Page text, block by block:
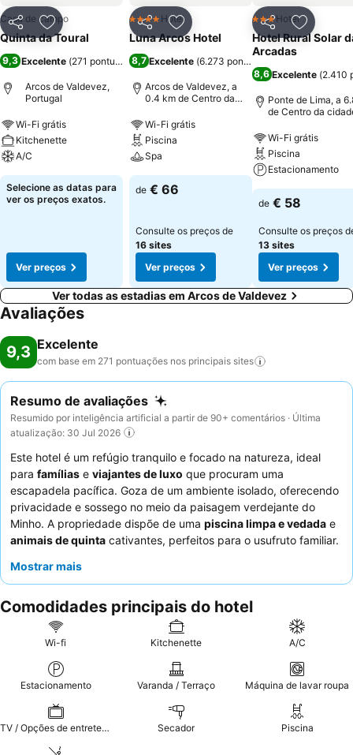
PartilharAdicionar aos favoritos
Casa de campo
Quinta da Toural
9,3 Excelente (271 pontuações)
Arcos de Valdevez,
Portugal
Wi-Fi grátis
Kitchenette
A/C
Selecione as datas para
ver os preços exatos.
Ver preços
PartilharAdicionar aos favoritos
4 EstrelasHotel
Luna Arcos Hotel
8,7 Excelente (6.273 pontuações
Arcos de Valdevez, a
0.4 km de Centro da
Wi-Fi grátis
Piscina
Spa
de € 66
Consulte os preços de
16 sites
Ver preços
Partilhar
3 Estrelas
Hotel
Hotel Rural Solar
Arcadas
8,6 Excelente (2.410
Ponte de Lima, a
de Centro da
Wi-Fi grátis
Piscina
Estacionamento
de € 58
Consulte os preços
13 sites
Ver preços
Ver todas as estadias em Arcos de Valdevez
Avaliações
9,3 Excelente
com base em 271 pontuações nos principais sites
Resumo de avaliações
Resumido por inteligência artificial a partir de 90+ comentários · Última
atualização: 30 Jul 2026
Este hotel é um refúgio tranquilo e focado na natureza, ideal
para famílias e viajantes de luxo que procuram uma
escapadela pacífica. Goza de um ambiente isolado, oferecendo
privacidade e sossego no meio da paisagem verdejante do
Minho. A propriedade dispõe de uma piscina limpa e vedada e
animais de quinta cativantes, perfeitos para o usufruto familiar.
simpáticodo staff, especialmente do prestável proprietário, e a
experiência mais tranquila, os hóspedes devem considerar
solicitar um quarto que não esteja virado para as áreas comuns
ou que se situe num andar superior.
Mostrar mais
Comodidades principais do hotel
Wi-fi Kitchenette A/C
Estacionamento Varanda / Terraço Máquina de lavar roupa
TV / Opções de entretenimento Secador Piscina